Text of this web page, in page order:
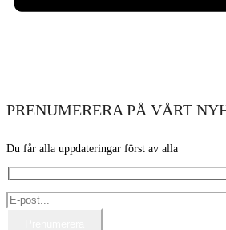
PRENUMERERA PÅ VÅRT
Du får alla uppdateringar först av alla